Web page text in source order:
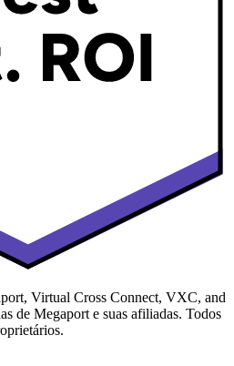
Virtual Cross Connect, VXC, and
de Megaport e suas afiliadas. Todos